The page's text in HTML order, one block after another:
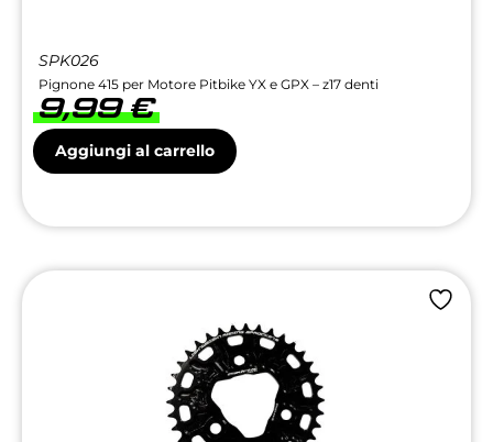
SPK026
Pignone 415 per Motore Pitbike YX e GPX – z17 denti
9,99€
Aggiungi al carrello